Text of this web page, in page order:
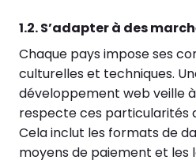
1.2. S’adapter à des
Chaque pays impose ses
culturelles et techniques.
développement web veille
respecte ces particularités
Cela inclut les formats de
moyens de paiement et les